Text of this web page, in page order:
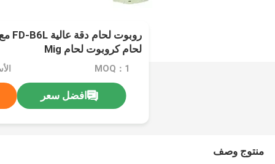
لحام كروبوت لحام Mig
MOQ：1
افضل سعر
منتوج وصف